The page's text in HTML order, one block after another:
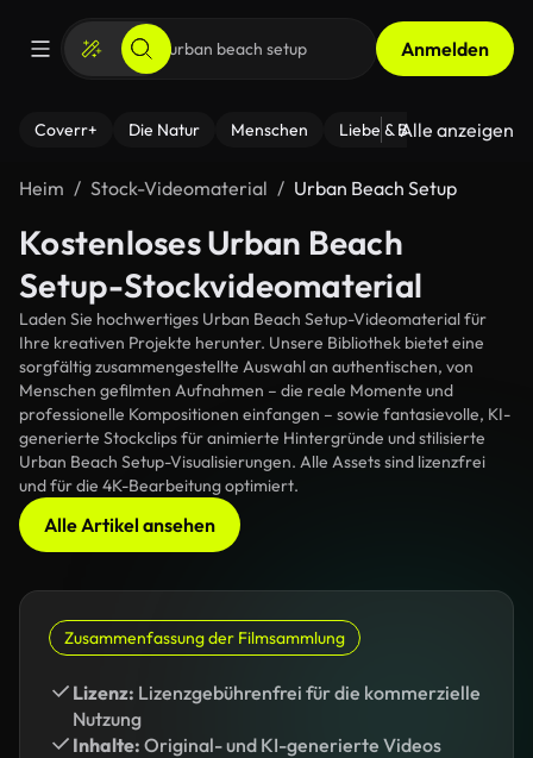
Anmelden
Coverr+ Die Natur Menschen Liebe & Beziehungen
Alle anzeigen
Heim Stock-Videomaterial Urban Beach Setup
Kostenloses Urban Beach
Setup-Stockvideomaterial
Laden Sie hochwertiges Urban Beach Setup-Videomaterial für
Ihre kreativen Projekte herunter. Unsere Bibliothek bietet eine
sorgfältig zusammengestellte Auswahl an authentischen, von
Menschen gefilmten Aufnahmen – die reale Momente und
professionelle Kompositionen einfangen – sowie fantasievolle, KI-
generierte Stockclips für animierte Hintergründe und stilisierte
Urban Beach Setup-Visualisierungen. Alle Assets sind lizenzfrei
und für die 4K-Bearbeitung optimiert.
Alle Artikel ansehen
Zusammenfassung der Filmsammlung
Lizenz: Lizenzgebührenfrei für die kommerzielle
Nutzung
Inhalte: Original- und KI-generierte Videos